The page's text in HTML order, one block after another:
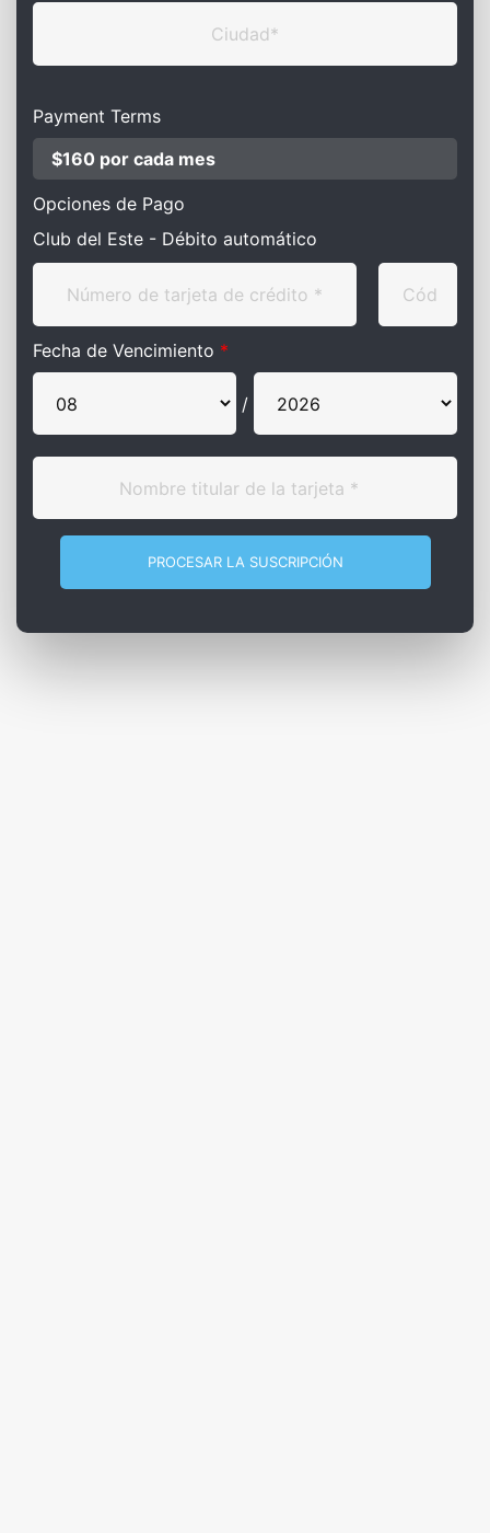
Payment Terms
$160 por cada mes
Opciones de Pago
Club del Este - Débito automático
Fecha de Vencimiento *
/